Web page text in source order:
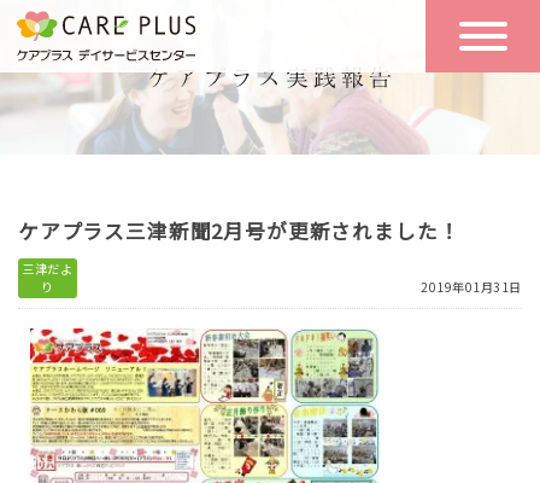
こんな方に
おすすめ
一日の流れ
一日体験
空き状況
リクルート
ケアプラス三津新聞2月号が更新されました！
三津だよ
り
2019年01月31日